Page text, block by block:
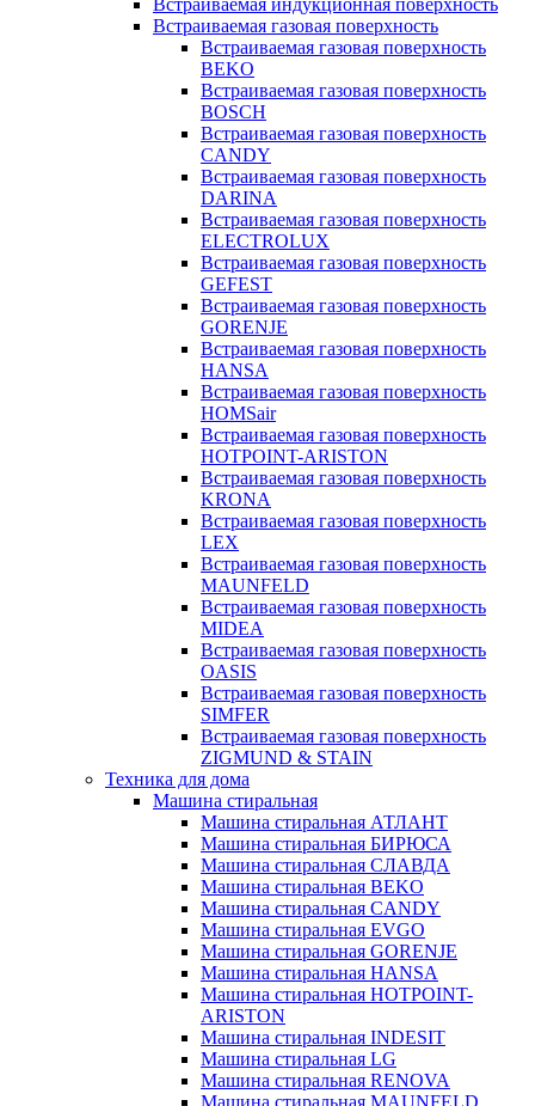
Встраиваемая индукционная поверхность
Встраиваемая газовая поверхность
Встраиваемая газовая поверхность
BEKO
Встраиваемая газовая поверхность
BOSCH
Встраиваемая газовая поверхность
CANDY
Встраиваемая газовая поверхность
DARINA
Встраиваемая газовая поверхность
ELECTROLUX
Встраиваемая газовая поверхность
GEFEST
Встраиваемая газовая поверхность
GORENJE
Встраиваемая газовая поверхность
HANSA
Встраиваемая газовая поверхность
HOMSair
Встраиваемая газовая поверхность
HOTPOINT-ARISTON
Встраиваемая газовая поверхность
KRONA
Встраиваемая газовая поверхность
LEX
Встраиваемая газовая поверхность
MAUNFELD
Встраиваемая газовая поверхность
MIDEA
Встраиваемая газовая поверхность
OASIS
Встраиваемая газовая поверхность
SIMFER
Встраиваемая газовая поверхность
ZIGMUND & STAIN
Техника для дома
Машина стиральная
Машина стиральная АТЛАНТ
Машина стиральная БИРЮСА
Машина стиральная СЛАВДА
Машина стиральная BEKO
Машина стиральная CANDY
Машина стиральная EVGO
Машина стиральная GORENJE
Машина стиральная HANSA
Машина стиральная HOTPOINT-
ARISTON
Машина стиральная INDESIT
Машина стиральная LG
Машина стиральная RENOVA
Машина стиральная MAUNFELD